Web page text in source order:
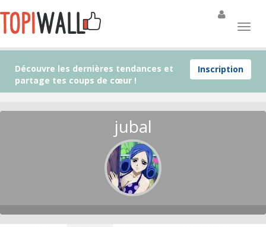
Inscription
Découvre les dernières tendances et
partage tes coups de cœur !
jubal